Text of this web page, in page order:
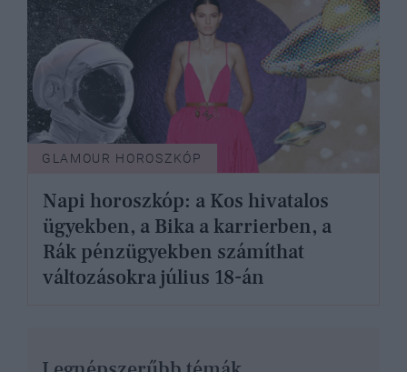
GLAMOUR HOROSZKÓP
Napi horoszkóp: a Kos hivatalos
ügyekben, a Bika a karrierben, a
Rák pénzügyekben számíthat
változásokra július 18-án